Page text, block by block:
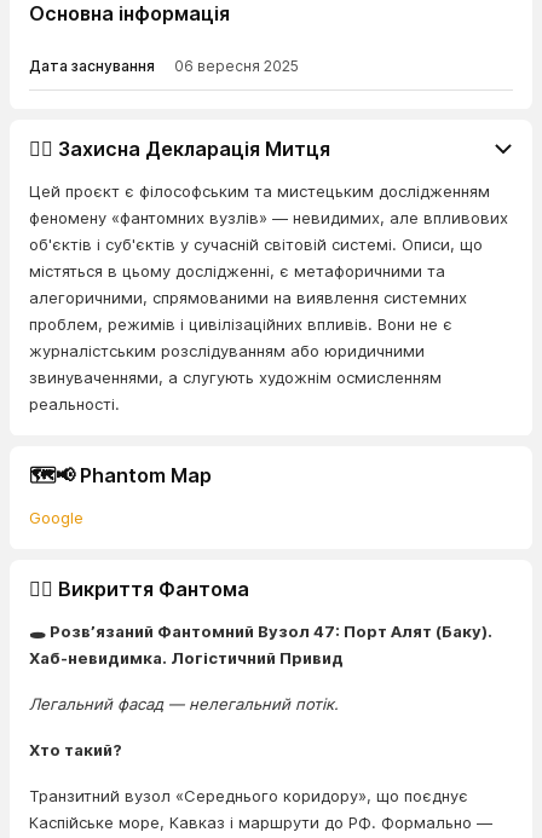
Основна інформація
Дата заснування 06 вересня 2025
👨‍⚖️ Захисна Декларація Митця
Цей проєкт є філософським та мистецьким дослідженням
феномену «фантомних вузлів» — невидимих, але впливових
об'єктів і суб'єктів у сучасній світовій системі. Описи, що
містяться в цьому дослідженні, є метафоричними та
алегоричними, спрямованими на виявлення системних
проблем, режимів і цивілізаційних впливів. Вони не є
журналістським розслідуванням або юридичними
звинуваченнями, а слугують художнім осмисленням
реальності.
🗺️📢 Phantom Map
Google
🕵️‍♂️ Викриття Фантома
🕳️ Розв’язаний Фантомний Вузол 47: Порт Алят (Баку).
Хаб-невидимка. Логістичний Привид
Легальний фасад — нелегальний потік.
Хто такий?
Транзитний вузол «Середнього коридору», що поєднує
Каспійське море, Кавказ і маршрути до РФ. Формально —